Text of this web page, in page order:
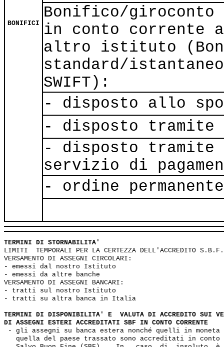
BONIFICI
Bonifico/giroconto
in conto corrente
altro istituto
standard/
SWIFT):
- disposto allo
- disposto tramite
- disposto tramite
servizio di
- ordine
TERMINI DI STORNABILITA'
LIMITI  TEMPORALI PER LA CERTEZZA DELL'ACCREDITO
VERSAMENTO DI ASSEGNI CIRCOLARI:
- emessi dal nostro Istituto
- emessi da altre banche
VERSAMENTO DI ASSEGNI BANCARI:
- tratti sul nostro Istituto
- tratti su altra banca in Italia
TERMINI DI DISPONIBILITA' E  VALUTA DI ACCREDITO SUI
DI ASSEGNI ESTERI ACCREDITATI SBF IN CONTO CORRENTE
- gli assegni su banca estera nonché quelli in moneta
quella del paese trassato sono accreditati in conto